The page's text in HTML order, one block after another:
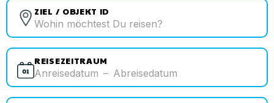
ZIEL / OBJEKT ID
REISEZEITRAUM
Anreisedatum – Abreisedatum